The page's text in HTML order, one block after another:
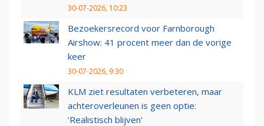
30-07-2026, 10:23
Bezoekersrecord voor Farnborough
Airshow: 41 procent meer dan de vorige
keer
30-07-2026, 9:30
KLM ziet resultaten verbeteren, maar
achteroverleunen is geen optie:
‘Realistisch blijven’